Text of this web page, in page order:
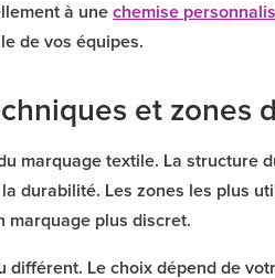
à unechemise
de vos équipes.
et zones
marquage textile. La structure
durabilité. Les zones les plus
marquage plus discret.
Le choix dépend de